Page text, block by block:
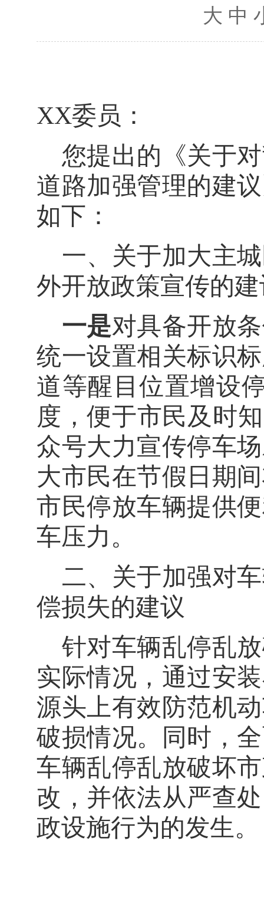
大 中
XX委员：
您提出的《关于
道路加强管理的建
如下：
一、关于加大主
外开放政策宣传的
一是对具备开放
统一设置相关标识
道等醒目位置增设
度，便于市民及时
众号大力宣传停车
大市民在节假日 期间
市民停放车辆提供
车压力。
二、关于加强对
偿损失的建议
针对车辆乱停乱
实际情况，通过安
源头上有效防范机
破损情况。同时，
车辆乱停乱放破坏
改，并依法从严查
政设施行为的发生。